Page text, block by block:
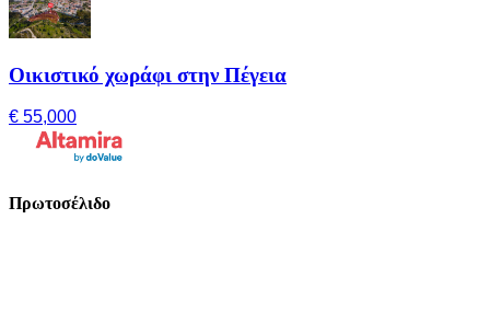
Οικιστικό χωράφι στην Πέγεια
€ 55,000
Πρωτοσέλιδο